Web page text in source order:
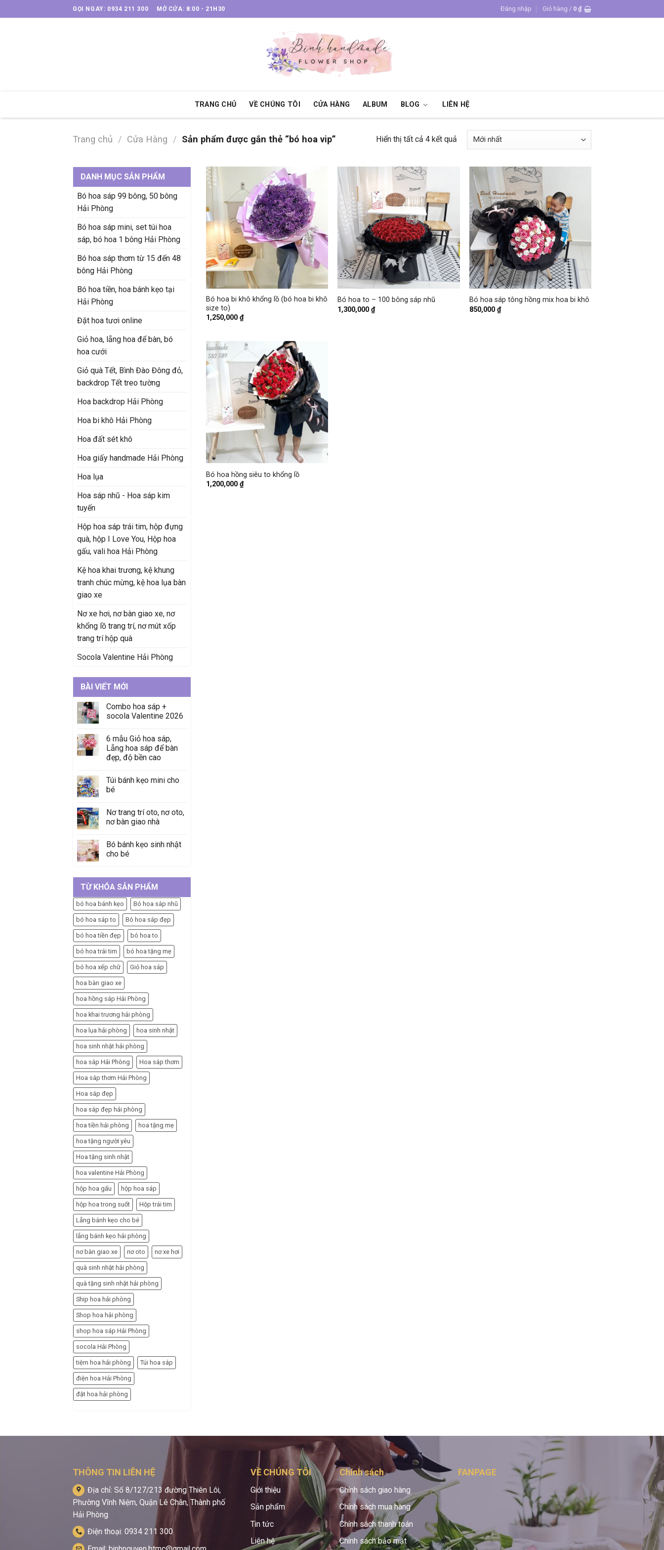
to
GỌI NGAY: 0934 211 300 MỞ CỬA: 8:00 - 21H30 Đăng nhập Giỏ hàng / 0 ₫
TRANG CHỦ VỀ CHÚNG TÔI CỬA HÀNG ALBUM BLOG LIÊN HỆ
Trang chủ / Cửa Hàng / Sản phẩm được gắn thẻ “bó hoa vip” Hiển thị tất cả 4 kết quả
DANH MỤC SẢN PHẨM
Bó hoa sáp 99 bông, 50 bông
Hải Phòng
Bó hoa sáp mini, set túi hoa
sáp, bó hoa 1 bông Hải Phòng
Bó hoa sáp thơm từ 15 đến 48
bông Hải Phòng
Bó hoa tiền, hoa bánh kẹo tại
Hải Phòng
Đặt hoa tươi online
Giỏ hoa, lẵng hoa để bàn, bó
hoa cưới
Giỏ quà Tết, Bình Đào Đông đỏ,
backdrop Tết treo tường
Hoa backdrop Hải Phòng
Hoa bi khô Hải Phòng
Hoa đất sét khô
Hoa giấy handmade Hải Phòng
Hoa lụa
Hoa sáp nhũ - Hoa sáp kim
tuyến
Hộp hoa sáp trái tim, hộp đựng
quà, hộp I Love You, Hộp hoa
gấu, vali hoa Hải Phòng
Kệ hoa khai trương, kệ khung
tranh chúc mừng, kệ hoa lụa bàn
giao xe
Nơ xe hơi, nơ bàn giao xe, nơ
khổng lồ trang trí, nơ mút xốp
trang trí hộp quà
Socola Valentine Hải Phòng
BÀI VIẾT MỚI
Combo hoa sáp +
socola Valentine 2026
6 mẫu Giỏ hoa sáp,
Lẵng hoa sáp để bàn
đẹp, độ bền cao
Túi bánh kẹo mini cho
bé
Nơ trang trí oto, nơ oto,
nơ bàn giao nhà
Bó bánh kẹo sinh nhật
cho bé
TỪ KHÓA SẢN PHẨM
bó hoa bánh kẹo Bó hoa sáp nhũ
bó hoa sáp to Bó hoa sáp đẹp
bó hoa tiền đẹp bó hoa to
bó hoa trái tim bó hoa tặng mẹ
bó hoa xếp chữ Giỏ hoa sáp
hoa bàn giao xe
hoa hồng sáp Hải Phòng
hoa khai trương hải phòng
hoa lụa hải phòng hoa sinh nhật
hoa sinh nhật hải phòng
hoa sáp Hải Phòng Hoa sáp thơm
Hoa sáp thơm Hải Phòng
Hoa sáp đẹp
hoa sáp đẹp hải phòng
hoa tiền hải phòng hoa tặng mẹ
hoa tặng người yêu
Hoa tặng sinh nhật
hoa valentine Hải Phòng
hộp hoa gấu hộp hoa sáp
hộp hoa trong suốt Hộp trái tim
Lẵng bánh kẹo cho bé
lẵng bánh kẹo hải phòng
nơ bàn giao xe nơ oto nơ xe hơi
quà sinh nhật hải phòng
quà tặng sinh nhật hải phòng
Ship hoa hải phòng
Shop hoa hải phòng
shop hoa sáp Hải Phòng
socola Hải Phòng
tiệm hoa hải phòng Túi hoa sáp
điện hoa Hải Phòng
đặt hoa hải phòng
Bó hoa bi khô khổng lồ (bó hoa bi khô
size to)
1,250,000 ₫
+
Bó hoa to – 100 bông sáp nhũ
1,300,000₫
+
Bó hoa sáp tông hồng mix hoa bi khô
850,000₫
+
Bó hoa hồng siêu to khổng lồ
1,200,000 ₫
THÔNG TIN LIÊN HỆ
Địa chỉ: Số 8/127/213 đường Thiên Lôi,
Phường Vĩnh Niệm, Quận Lê Chân, Thành phố
Hải Phòng
Điện thoại: 0934 211 300
VỀ CHÚNG TÔI
Giới thiệu
Sản phẩm
Tin tức
Liên hệ
Chính sách
Chính sách giao hàng
Chính sách mua hàng
Chính sách thanh toán
Chính sách bảo mật
FANPAGE